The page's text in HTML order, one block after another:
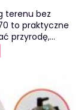
terenu bez
to praktyczne
przyrodę,…